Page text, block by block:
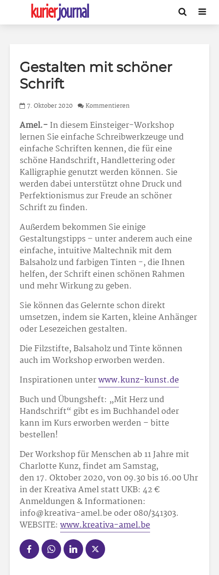
Gestalten mit schöner
Schrift
7. Oktober 2020 Kommentieren
Amel.- In diesem Einsteiger-Workshop
lernen Sie einfache Schreibwerkzeuge und
einfache Schriften kennen, die für eine
schöne Handschrift, Handlettering oder
Kalligraphie genutzt werden können. Sie
werden dabei unterstützt ohne Druck und
Perfektionismus zur Freude an schöner
Schrift zu finden.
Außerdem bekommen Sie einige
Gestaltungstipps – unter anderem auch eine
einfache, intuitive Maltechnik mit dem
Balsaholz und farbigen Tinten -, die Ihnen
helfen, der Schrift einen schönen Rahmen
und mehr Wirkung zu geben.
Sie können das Gelernte schon direkt
umsetzen, indem sie Karten, kleine Anhänger
oder Lesezeichen gestalten.
Die Filzstifte, Balsaholz und Tinte können
auch im Workshop erworben werden.
Inspirationen unterwww.kunz-kunst.de
Buch und Übungsheft: „Mit Herz und
Handschrift“ gibt es im Buchhandel oder
kann im Kurs erworben werden – bitte
bestellen!
Der Workshop für Menschen ab 11 Jahre mit
Charlotte Kunz, findet am Samstag,
den 17. Oktober 2020, von 09.30 bis 16.00 Uhr
in der Kreativa Amel statt UKB: 42 €
Anmeldungen & Informationen:
info@kreativa-amel.be oder 080/341303.
WEBSITE: www.kreativa-amel.be